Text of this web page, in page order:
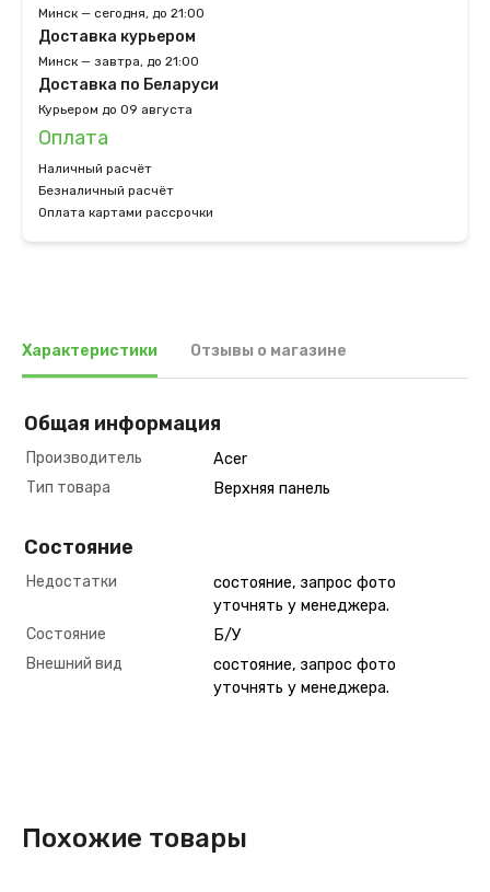
Минск — сегодня, до 21:00
Доставка курьером
Минск — завтра, до 21:00
Доставка по Беларуси
Курьером до 09 августа
Оплата
Наличный расчёт
Безналичный расчёт
Оплата картами рассрочки
Характеристики Отзывы о магазине
Общая информация
Производитель
Acer
Тип товара
Верхняя панель
Состояние
Недостатки
состояние, запрос фото
уточнять у менеджера.
Состояние
Б/У
Внешний вид
состояние, запрос фото
уточнять у менеджера.
Похожие товары